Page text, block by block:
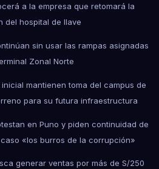
a la empresa que retomará la
del hospital de Ilave
sin usar las rampas asignadas
Zonal Norte
mantienen toma del campus de
para su futura infraestructura
en Puno y piden continuidad de
«los burros de la corrupción»
generar ventas por más de S/250